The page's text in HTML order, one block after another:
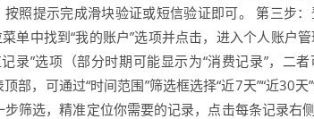
照提示完成滑块验证或短信验证即可。 第三步
中找到“我的账户”选项并点击，进入个人账户管
录”选项（部分时期可能显示为“消费记录”，二
，可通过“时间范围”筛选框选择“近7天”“近30天
筛选，精准定位你需要的记录，点击每条记录右